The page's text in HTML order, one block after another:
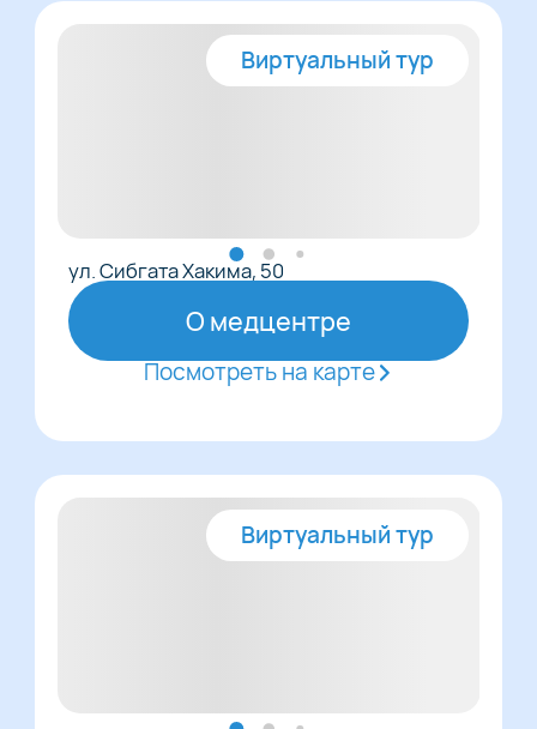
Виртуальный тур
ул. Сибгата Хакима, 50
О медцентре
Посмотреть на карте
Виртуальный тур